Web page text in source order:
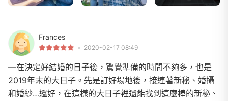
Frances
2020-02-17 08:49
—在決定好結婚的日子後，驚覺準備的時間不夠多，也是
2019年末的大日子。先是訂好場地後，接連著新秘、婚攝
和婚紗…還好，在這樣的大日子裡還能找到這麼棒的新秘、